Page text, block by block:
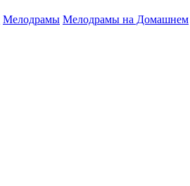
Мелодрамы Мелодрамы на Домашнем